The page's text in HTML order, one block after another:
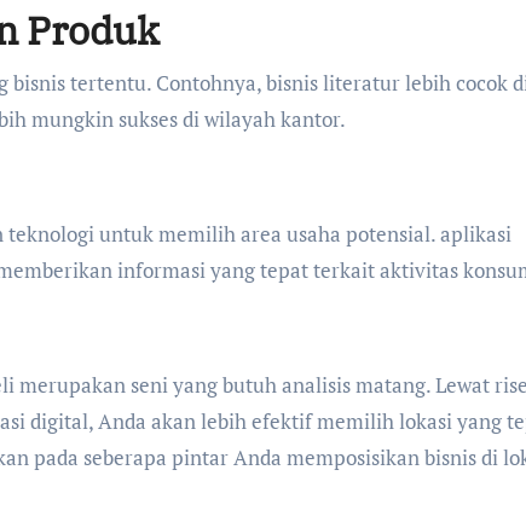
Produk
bisnis tertentu. Contohnya, bisnis literatur lebih cocok
mungkin sukses di wilayah kantor.
teknologi untuk memilih area usaha potensial. aplikasi
informasi yang tepat terkait aktivitas
merupakan seni yang butuh analisis matang. Lewat
digital, Anda akan lebih efektif memilih lokasi yang
pada seberapa pintar Anda memposisikan bisnis di